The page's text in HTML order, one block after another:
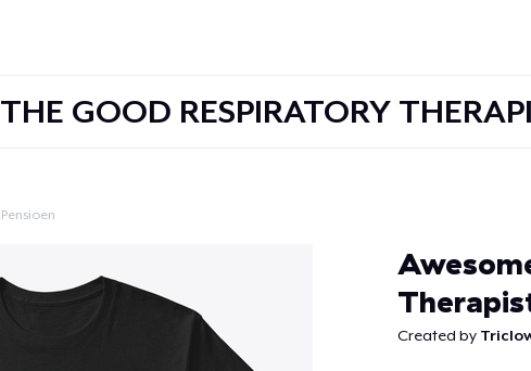
THE GOOD RESPIRATORY
Pensioen
Created by